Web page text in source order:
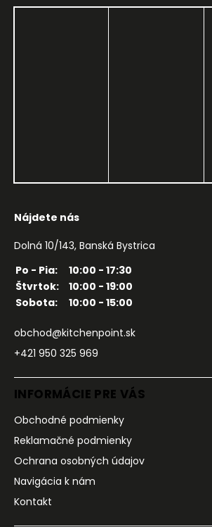
Nájdete nás
Dolná 10/143, Banská Bystrica
Po - Pia:
10:00 - 17:30
Štvrtok:
10:00 - 19:00
Sobota:
10:00 - 15:00
obchod@kitchenpoint.sk
+421 950 325 969
INFORMÁCIE PRE VÁS
Obchodné podmienky
Reklamačné podmienky
Ochrana osobných údajov
Navigácia k nám
Kontakt